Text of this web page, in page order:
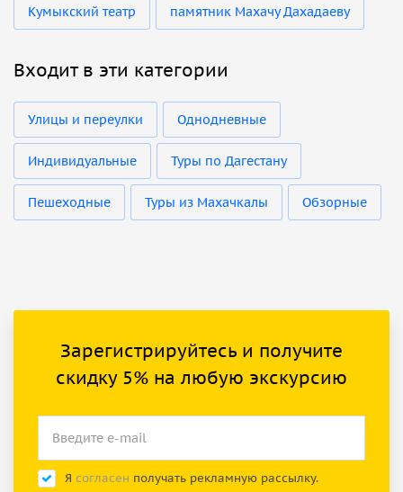
Кумыкский театр памятник Махачу Дахадаеву
Входит в эти категории
Улицы и переулки Однодневные
Индивидуальные Туры по Дагестану
Пешеходные Туры из Махачкалы Обзорные
Зарегистрируйтесь и получите
скидку 5% на любую экскурсию
Я согласен получать рекламную рассылку.